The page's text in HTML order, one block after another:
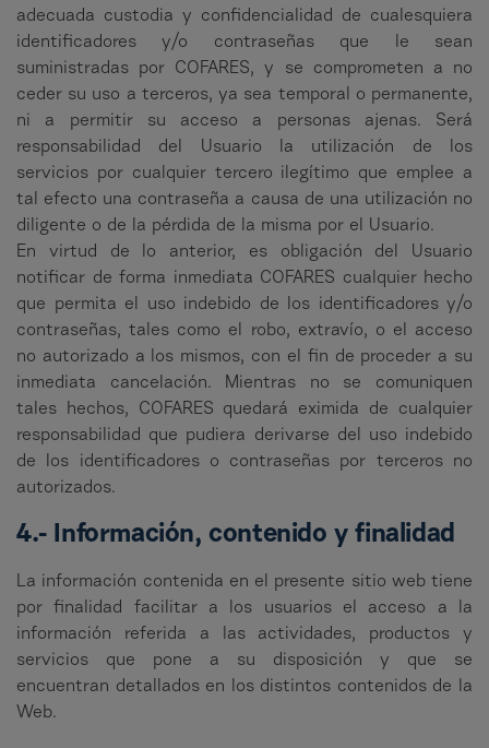
adecuada custodia y confidencialidad de cualesquiera
identificadores y/o contraseñas que le sean
suministradas por COFARES, y se comprometen a no
ceder su uso a terceros, ya sea temporal o permanente,
ni a permitir su acceso a personas ajenas. Será
responsabilidad del Usuario la utilización de los
servicios por cualquier tercero ilegítimo que emplee a
tal efecto una contraseña a causa de una utilización no
diligente o de la pérdida de la misma por el Usuario.
En virtud de lo anterior, es obligación del Usuario
notificar de forma inmediata COFARES cualquier hecho
que permita el uso indebido de los identificadores y/o
contraseñas, tales como el robo, extravío, o el acceso
no autorizado a los mismos, con el fin de proceder a su
inmediata cancelación. Mientras no se comuniquen
tales hechos, COFARES quedará eximida de cualquier
responsabilidad que pudiera derivarse del uso indebido
de los identificadores o contraseñas por terceros no
autorizados.
4.- Información, contenido y finalidad
La información contenida en el presente sitio web tiene
por finalidad facilitar a los usuarios el acceso a la
información referida a las actividades, productos y
servicios que pone a su disposición y que se
encuentran detallados en los distintos contenidos de la
Web.